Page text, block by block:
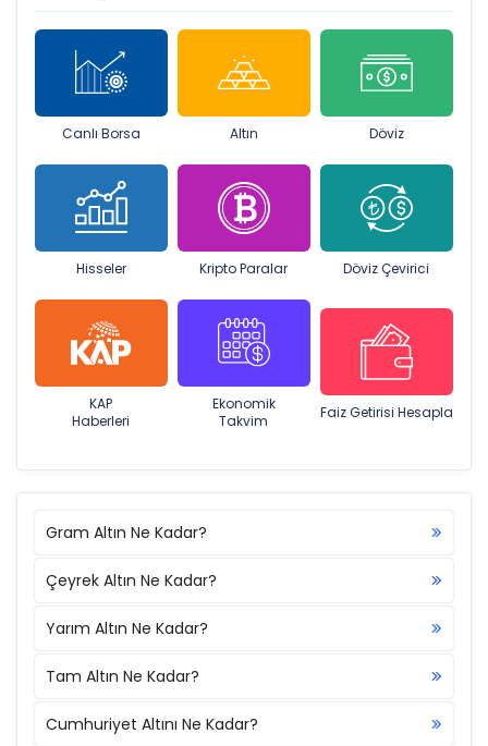
Canlı Borsa Altın Döviz
Hisseler Kripto Paralar Döviz Çevirici
KAP
Haberleri
Ekonomik
Takvim
Faiz Getirisi Hesapla
Gram Altın Ne Kadar?
Çeyrek Altın Ne Kadar?
Yarım Altın Ne Kadar?
Tam Altın Ne Kadar?
Cumhuriyet Altını Ne Kadar?